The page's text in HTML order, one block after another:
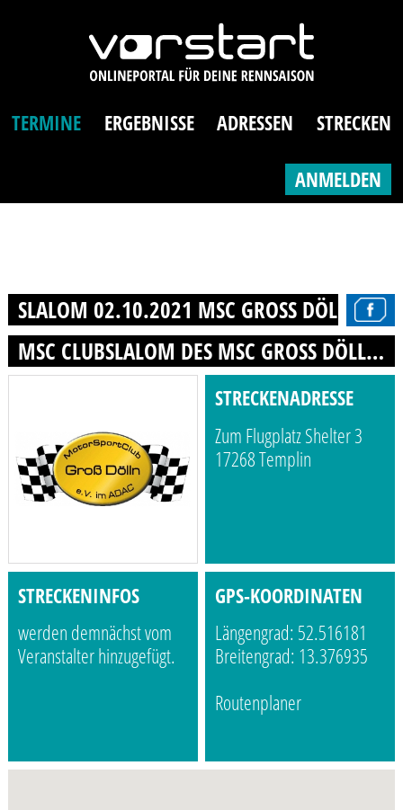
TERMINE ERGEBNISSE ADRESSEN STRECKEN
ANMELDEN
SLALOM 02.10.2021 MSC GROSS DÖLLN
MSC CLUBSLALOM DES MSC GROSS DÖLLN 1
STRECKENADRESSE
Zum Flugplatz Shelter 3
17268 Templin
STRECKENINFOS
werden demnächst vom
Veranstalter hinzugefügt.
GPS-KOORDINATEN
Längengrad: 52.516181
Breitengrad: 13.376935
Routenplaner